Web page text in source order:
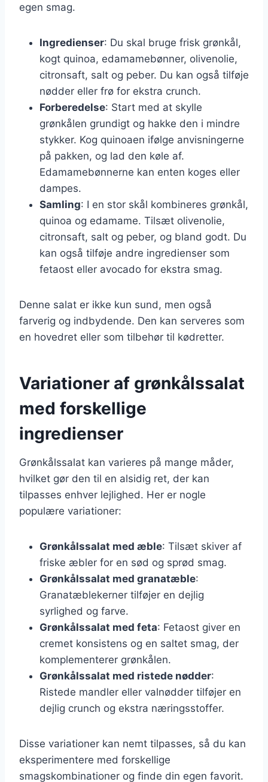
egen smag.
Ingredienser: Du skal bruge frisk grønkål,
kogt quinoa, edamamebønner, olivenolie,
citronsaft, salt og peber. Du kan også tilføje
nødder eller frø for ekstra crunch.
Forberedelse: Start med at skylle
grønkålen grundigt og hakke den i mindre
stykker. Kog quinoaen ifølge anvisningerne
på pakken, og lad den køle af.
Edamamebønnerne kan enten koges eller
dampes.
Samling: I en stor skål kombineres grønkål,
quinoa og edamame. Tilsæt olivenolie,
citronsaft, salt og peber, og bland godt. Du
kan også tilføje andre ingredienser som
fetaost eller avocado for ekstra smag.
Denne salat er ikke kun sund, men også
farverig og indbydende. Den kan serveres som
en hovedret eller som tilbehør til kødretter.
Variationer af grønkålssalat
med forskellige
ingredienser
Grønkålssalat kan varieres på mange måder,
hvilket gør den til en alsidig ret, der kan
tilpasses enhver lejlighed. Her er nogle
populære variationer:
Grønkålssalat med æble: Tilsæt skiver af
friske æbler for en sød og sprød smag.
Grønkålssalat med granatæble:
Granatæblekerner tilføjer en dejlig
syrlighed og farve.
Grønkålssalat med feta: Fetaost giver en
cremet konsistens og en saltet smag, der
komplementerer grønkålen.
Grønkålssalat med ristede nødder:
Ristede mandler eller valnødder tilføjer en
dejlig crunch og ekstra næringsstoffer.
Disse variationer kan nemt tilpasses, så du kan
eksperimentere med forskellige
smagskombinationer og finde din egen favorit.